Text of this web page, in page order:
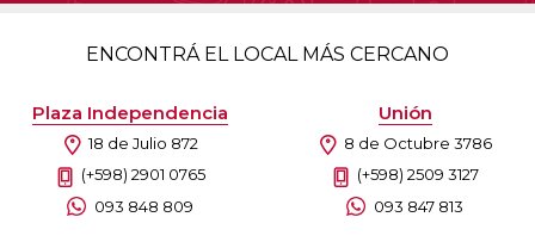
ENCONTRÁ EL LOCAL MÁS CERCANO
Plaza Independencia
18 de Julio 872
(+598) 2901 0765
093 848 809
Unión
8 de Octubre 3786
(+598) 2509 3127
093 847 813